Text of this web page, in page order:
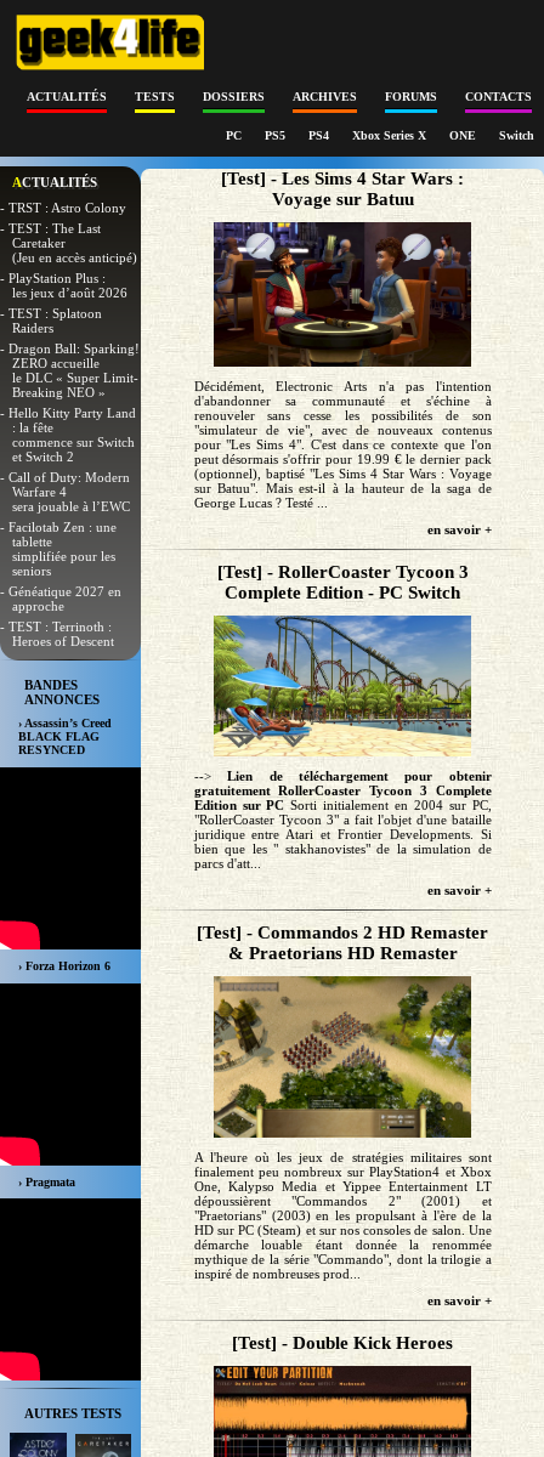
ACTUALITÉS TESTS DOSSIERS ARCHIVES FORUMS CONTACTS
PC PS5 PS4 Xbox Series X ONE Switch
ACTUALITÉS
- TRST : Astro Colony
- TEST : The Last
Caretaker
(Jeu en accès anticipé)
- PlayStation Plus :
les jeux d’août 2026
- TEST : Splatoon
Raiders
- Dragon Ball: Sparking!
ZERO accueille
le DLC « Super Limit-
Breaking NEO »
- Hello Kitty Party Land
: la fête
commence sur Switch
et Switch 2
- Call of Duty: Modern
Warfare 4
sera jouable à l’EWC
- Facilotab Zen : une
tablette
simplifiée pour les
seniors
- Généatique 2027 en
approche
- TEST : Terrinoth :
Heroes of Descent
BANDES
ANNONCES
› Assassin’s Creed
BLACK FLAG
RESYNCED
› Forza Horizon 6
› Pragmata
AUTRES TESTS
[Test] - Les Sims 4 Star Wars :
Voyage sur Batuu
Décidément, Electronic Arts n'a pas l'intention
d'abandonner sa communauté et s'échine à
renouveler sans cesse les possibilités de son
"simulateur de vie", avec de nouveaux contenus
pour "Les Sims 4". C'est dans ce contexte que l'on
peut désormais s'offrir pour 19.99 € le dernier pack
(optionnel), baptisé "Les Sims 4 Star Wars : Voyage
sur Batuu". Mais est-il à la hauteur de la saga de
George Lucas ? Testé ...
en savoir +
[Test] - RollerCoaster Tycoon 3
Complete Edition - PC Switch
-->Lien de téléchargement pour obtenir
gratuitement RollerCoaster Tycoon 3 Complete
Edition sur PCSorti initialement en 2004 sur PC,
"RollerCoaster Tycoon 3" a fait l'objet d'une bataille
juridique entre Atari et Frontier Developments. Si
bien que les " stakhanovistes" de la simulation de
parcs d'att...
en savoir +
[Test] - Commandos 2 HD Remaster
& Praetorians HD Remaster
A l'heure où les jeux de stratégies militaires sont
finalement peu nombreux sur PlayStation4 et Xbox
One, Kalypso Media et Yippee Entertainment LT
dépoussièrent "Commandos 2" (2001) et
"Praetorians" (2003) en les propulsant à l'ère de la
HD sur PC (Steam) et sur nos consoles de salon. Une
démarche louable étant donnée la renommée
mythique de la série "Commando", dont la trilogie a
inspiré de nombreuses prod...
en savoir +
[Test] - Double Kick Heroes